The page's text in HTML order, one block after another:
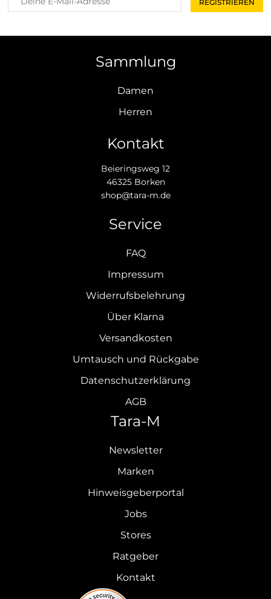
Sammlung
Damen
Herren
Kontakt
Beieringsweg 12
46325 Borken
shop@tara-m.de
Service
FAQ
Impressum
Widerrufsbelehrung
Über Klarna
Versandkosten
Umtausch und Rückgabe
Datenschutzerklärung
AGB
Tara-M
Newsletter
Marken
Hinweisgeberportal
Jobs
Stores
Ratgeber
Kontakt